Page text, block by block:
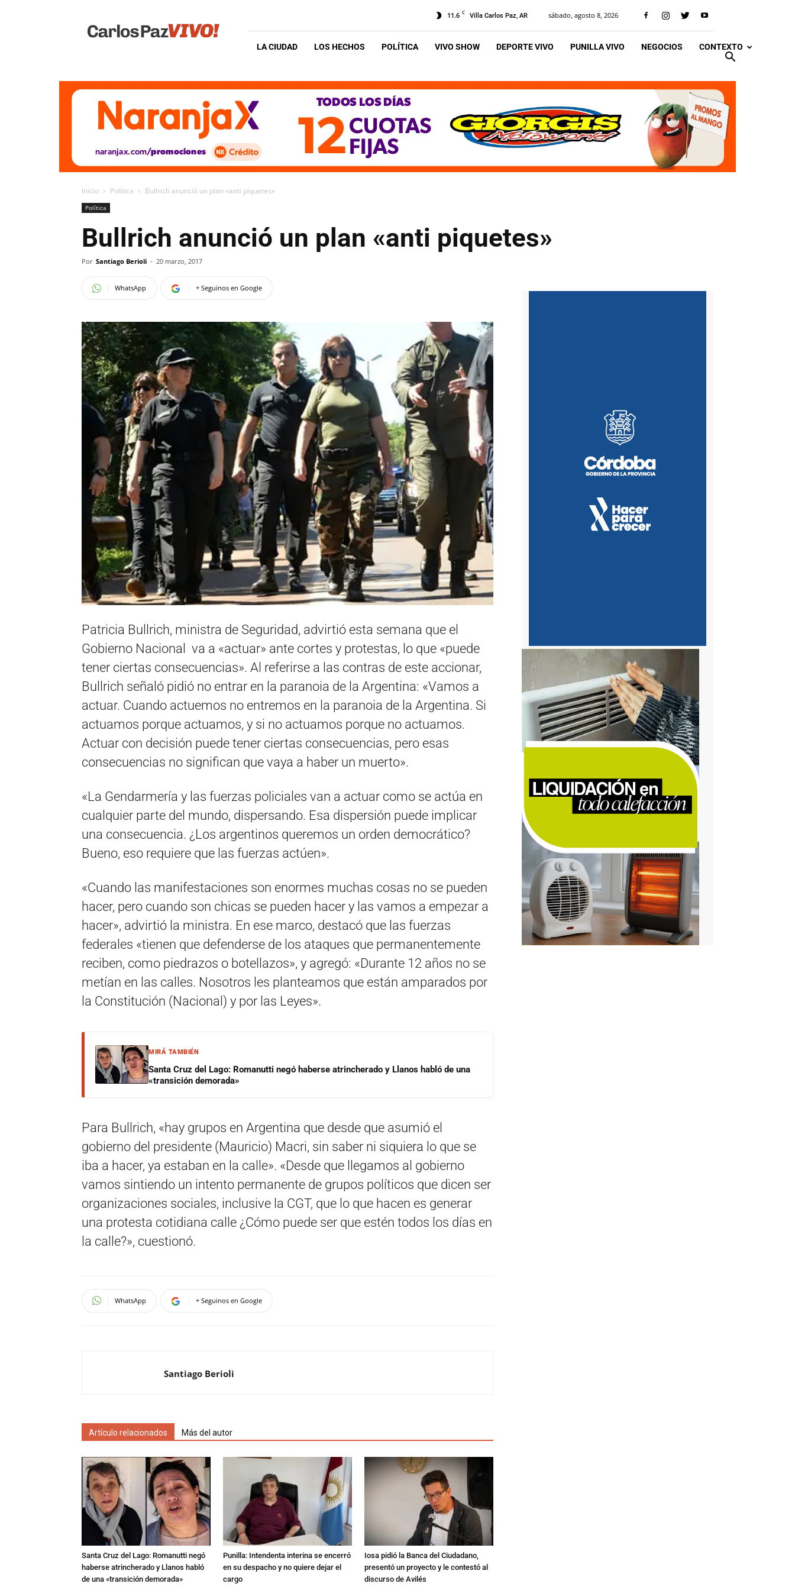
Vivo
11.6 C Villa Carlos Paz, AR sábado, agosto 8, 2026
LA CIUDAD LOS HECHOS POLÍTICA VIVO SHOW DEPORTE VIVO PUNILLA VIVO NEGOCIOS CONTEXTO
Inicio Política Bullrich anunció un plan «anti piquetes»
Política
Bullrich anunció un plan «anti piquetes»
Por Santiago Berioli - 20 marzo, 2017
WhatsApp + Seguinos en Google
Patricia Bullrich, ministra de Seguridad, advirtió esta semana que el
Gobierno Nacional va a «actuar» ante cortes y protestas, lo que «puede
tener ciertas consecuencias». Al referirse a las contras de este accionar,
Bullrich señaló pidió no entrar en la paranoia de la Argentina: «Vamos a
actuar. Cuando actuemos no entremos en la paranoia de la Argentina. Si
actuamos porque actuamos, y si no actuamos porque no actuamos.
Actuar con decisión puede tener ciertas consecuencias, pero esas
consecuencias no significan que vaya a haber un muerto».
«La Gendarmería y las fuerzas policiales van a actuar como se actúa en
cualquier parte del mundo, dispersando. Esa dispersión puede implicar
una consecuencia. ¿Los argentinos queremos un orden democrático?
Bueno, eso requiere que las fuerzas actúen».
«Cuando las manifestaciones son enormes muchas cosas no se pueden
hacer, pero cuando son chicas se pueden hacer y las vamos a empezar a
hacer», advirtió la ministra. En ese marco, destacó que las fuerzas
federales «tienen que defenderse de los ataques que permanentemente
reciben, como piedrazos o botellazos», y agregó: «Durante 12 años no se
metían en las calles. Nosotros les planteamos que están amparados por
la Constitución (Nacional) y por las Leyes».
MIRÁ TAMBIÉN
Santa Cruz del Lago: Romanutti negó haberse atrincherado y Llanos habló de una
«transición demorada»
Para Bullrich, «hay grupos en Argentina que desde que asumió el
gobierno del presidente (Mauricio) Macri, sin saber ni siquiera lo que se
iba a hacer, ya estaban en la calle». «Desde que llegamos al gobierno
vamos sintiendo un intento permanente de grupos políticos que dicen ser
organizaciones sociales, inclusive la CGT, que lo que hacen es generar
una protesta cotidiana calle ¿Cómo puede ser que estén todos los días en
la calle?», cuestionó.
WhatsApp + Seguinos en Google
Santiago Berioli
Artículo relacionados Más del autor
Santa Cruz del Lago: Romanutti negó
haberse atrincherado y Llanos habló
de una «transición demorada»
Punilla: Intendenta interina se encerró
en su despacho y no quiere dejar el
cargo
Iosa pidió la Banca del Ciudadano,
presentó un proyecto y le contestó al
discurso de Avilés